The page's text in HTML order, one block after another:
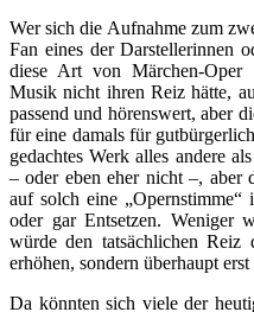
Wer sich die Aufnahme zum
Fan eines der Darstellerinnen
diese Art von Märchen-Oper
Musik nicht ihren Reiz hätte,
passend und hörenswert, aber
für eine damals für
gedachtes Werk alles andere
– oder eben eher nicht –, aber
auf solch eine „Opernstimme“
oder gar Entsetzen. Weniger
würde den tatsächlichen Reiz
erhöhen, sondern überhaupt
Da könnten sich viele der